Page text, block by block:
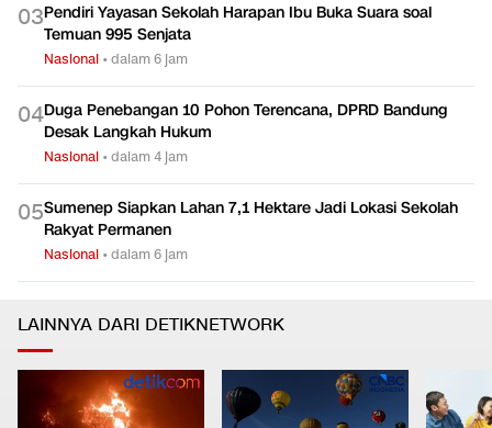
03Pendiri Yayasan Sekolah Harapan Ibu Buka Suara soal
Temuan 995 Senjata
Nasional •dalam 6 jam
04Duga Penebangan 10 Pohon Terencana, DPRD Bandung
Desak Langkah Hukum
Nasional •dalam 4 jam
05Sumenep Siapkan Lahan 7,1 Hektare Jadi Lokasi Sekolah
Rakyat Permanen
Nasional •dalam 6 jam
LAINNYA DARI DETIKNETWORK